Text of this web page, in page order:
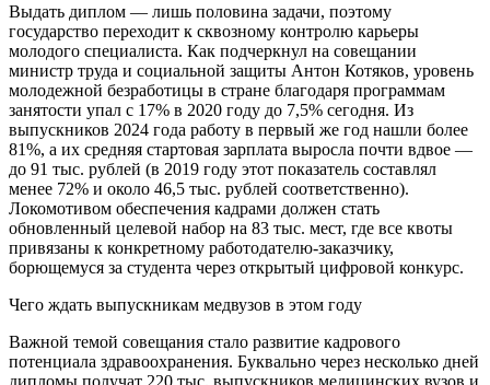
Выдать диплом — лишь половина задачи, поэтому
государство переходит к сквозному контролю карьеры
молодого специалиста. Как подчеркнул на совещании
министр труда и социальной защиты Антон Котяков, уровень
молодежной безработицы в стране благодаря программам
занятости упал с 17% в 2020 году до 7,5% сегодня. Из
выпускников 2024 года работу в первый же год нашли более
81%, а их средняя стартовая зарплата выросла почти вдвое —
до 91 тыс. рублей (в 2019 году этот показатель составлял
менее 72% и около 46,5 тыс. рублей соответственно).
Локомотивом обеспечения кадрами должен стать
обновленный целевой набор на 83 тыс. мест, где все квоты
привязаны к конкретному работодателю-заказчику,
борющемуся за студента через открытый цифровой конкурс.
Чего ждать выпускникам медвузов в этом году
Важной темой совещания стало развитие кадрового
потенциала здравоохранения. Буквально через несколько дней
дипломы получат 220 тыс. выпускников медицинских вузов и